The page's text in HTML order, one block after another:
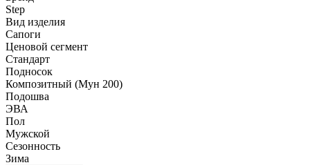
Step
Вид изделия
Сапоги
Ценовой сегмент
Стандарт
Подносок
Композитный (Мун 200)
Подошва
ЭВА
Пол
Мужской
Сезонность
Зима